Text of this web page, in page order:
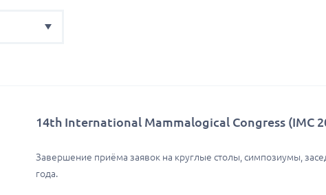
14th International Mammalogical Congress (IMC
Завершение приёма заявок на круглые столы, симпозиумы,
года.